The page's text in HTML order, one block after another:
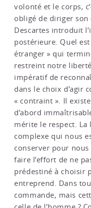
volonté et le corps,
obligé de diriger
Descartes introduit
postérieure. Quel
étranger » qui
restreint notre
impératif de
dans le choix d’agir
« contraint ». Il
d’abord
mérite le respect. La
complexe qui nous
conserver pour
faire l’effort de ne
prédestiné à choisir
entreprend. Dans
commande, mais